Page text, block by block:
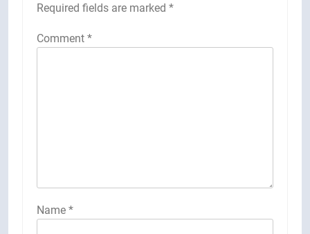
Required fields are marked *
Comment *
Name *